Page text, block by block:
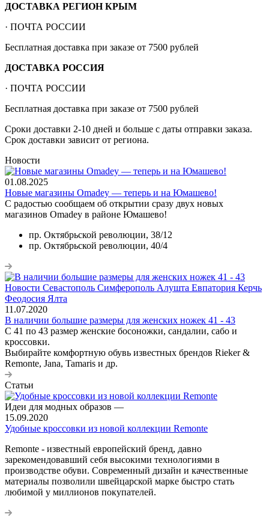
ДОСТАВКА РЕГИОН КРЫМ
· ПОЧТА РОССИИ
Бесплатная доставка при заказе от 7500 рублей
ДОСТАВКА РОССИЯ
· ПОЧТА РОССИИ
Бесплатная доставка при заказе от 7500 рублей
Сроки доставки 2-10 дней и больше с даты отправки заказа.
Срок доставки зависит от региона.
Новости
01.08.2025
Новые магазины Omadey — теперь и на Юмашево!
С радостью сообщаем об открытии сразу двух новых
магазинов Omadey в районе Юмашево!
пр. Октябрьской революции, 38/12
пр. Октябрьской революции, 40/4
11.07.2020
В наличии большие размеры для женских ножек 41 - 43
С 41 по 43 размер женские босоножки, сандалии, сабо и
кроссовки.
Выбирайте комфортную обувь известных брендов Rieker &
Remonte, Jana, Tamaris и др.
Статьи
Идеи для модных образов —
15.09.2020
Удобные кроссовки из новой коллекции Remonte
Remonte - известный европейский бренд, давно
зарекомендовавший себя высокими технологиями в
производстве обуви. Современный дизайн и качественные
материалы позволили швейцарской марке быстро стать
любимой у миллионов покупателей.